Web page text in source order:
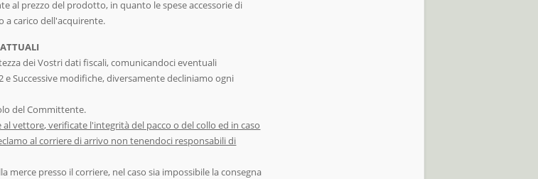
al prezzo del prodotto, in quanto le spese accessorie di
a carico dell'acquirente.
dei Vostri dati fiscali, comunicandoci eventuali
e Successive modifiche, diversamente decliniamo ogni
del Committente.
al vettore, verificate l'integrità del pacco o del collo ed in caso
al corriere di arrivo non tenendoci responsabili di
merce presso il corriere, nel caso sia impossibile la consegna